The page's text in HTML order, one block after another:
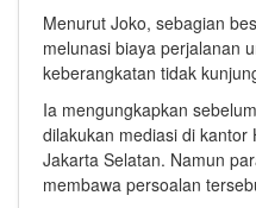
Menurut Joko, sebagian
melunasi biaya perjalanan
keberangkatan tidak
Ia mengungkapkan
dilakukan mediasi di kantor
Jakarta Selatan. Namun
membawa persoalan